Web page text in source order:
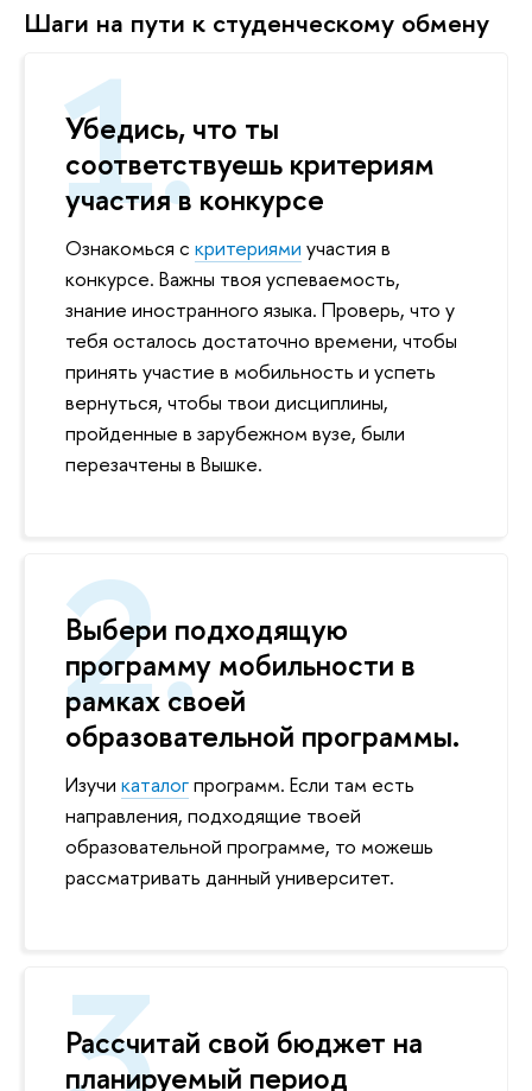
Шаги на пути к студенческому обмену
Убедись, что ты
соответствуешь критериям
участия в конкурсе
Ознакомься с критериями участия в
конкурсе. Важны твоя успеваемость,
знание иностранного языка. Проверь, что у
тебя осталось достаточно времени, чтобы
принять участие в мобильность и успеть
вернуться, чтобы твои дисциплины,
пройденные в зарубежном вузе, были
перезачтены в Вышке.
Выбери подходящую
программу мобильности в
рамках своей
образовательной программы.
Изучи каталогпрограмм. Если там есть
направления, подходящие твоей
образовательной программе, то можешь
рассматривать данный университет.
Рассчитай свой бюджет на
планируемый период